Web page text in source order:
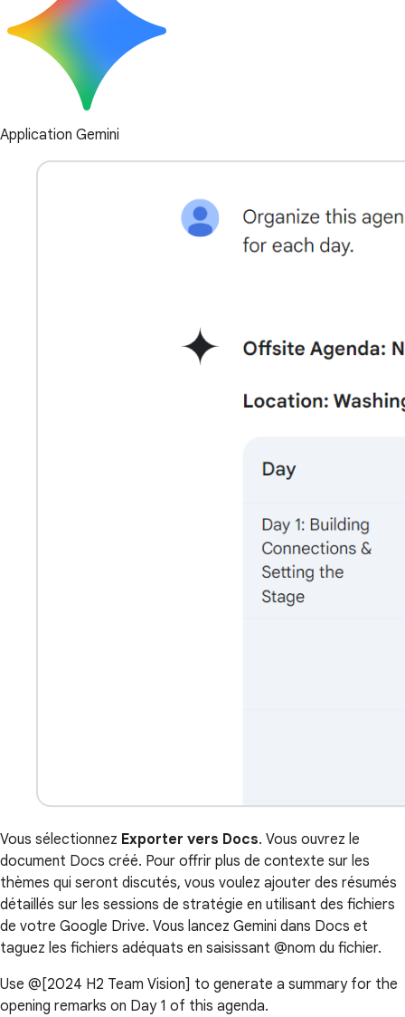
Application Gemini
Vous sélectionnez Exporter vers Docs. Vous ouvrez le
document Docs créé. Pour offrir plus de contexte sur les
thèmes qui seront discutés, vous voulez ajouter des résumés
détaillés sur les sessions de stratégie en utilisant des fichiers
de votre Google Drive. Vous lancez Gemini dans Docs et
taguez les fichiers adéquats en saisissant @nom du fichier.
Use @[2024 H2 Team Vision] to generate a summary for the
opening remarks on Day 1 of this agenda.